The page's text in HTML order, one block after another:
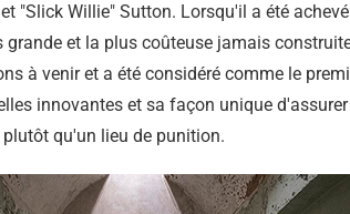
"Slick Willie" Sutton. Lorsqu'il a été
et la plus coûteuse jamais
à venir et a été considéré comme le
innovantes et sa façon unique
qu'un lieu de punition.